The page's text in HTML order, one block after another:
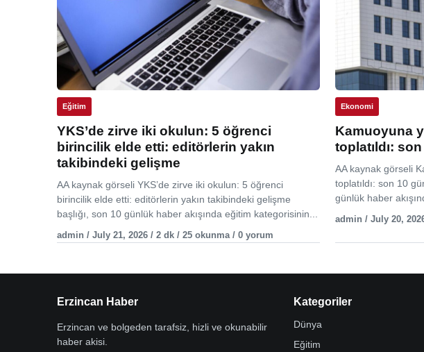
Eğitim
YKS’de zirve iki okulun: 5 öğrenci
birincilik elde etti: editörlerin yakın
takibindeki gelişme
AA kaynak görseli YKS’de zirve iki okulun: 5 öğrenci
birincilik elde etti: editörlerin yakın takibindeki gelişme
başlığı, son 10 günlük haber akışında eğitim kategorisinin...
admin / July 21, 2026 / 2 dk / 25 okunma / 0 yorum
Ekonomi
Kamuoyuna
toplatıldı:
AA kaynak görseli
toplatıldı: son 10
günlük haber
admin / July 20,
Erzincan Haber
Erzincan ve bolgeden tarafsiz, hizli ve okunabilir
haber akisi.
Kategoriler
Dünya
Eğitim